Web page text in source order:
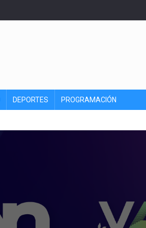
DEPORTES PROGRAMACIÓN